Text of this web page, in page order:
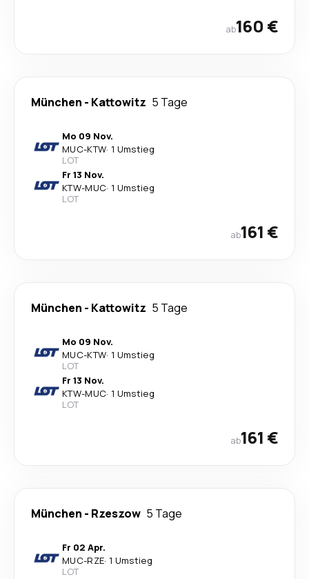
ab160 €
München - Kattowitz 5 Tage
Mo 09 Nov.
MUC-KTW· 1 Umstieg
LOT
Fr 13 Nov.
KTW-MUC· 1 Umstieg
LOT
ab161 €
München - Kattowitz 5 Tage
Mo 09 Nov.
MUC-KTW· 1 Umstieg
LOT
Fr 13 Nov.
KTW-MUC· 1 Umstieg
LOT
ab161 €
München - Rzeszow 5 Tage
Fr 02 Apr.
MUC-RZE· 1 Umstieg
LOT